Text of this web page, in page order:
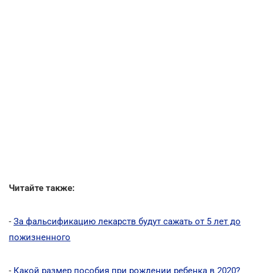
Читайте также:
- За фальсификацию лекарств будут сажать от 5 лет до
пожизненного
- Какой размер пособия при рождении ребенка в 2020?